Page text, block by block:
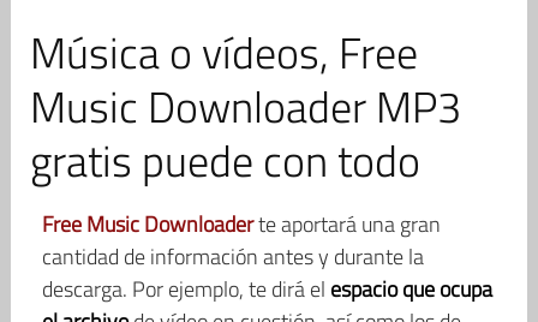
Música o vídeos, Free
Music Downloader MP3
gratis puede con todo
Free Music Downloaderte aportará una gran
cantidad de información antes y durante la
descarga. Por ejemplo, te dirá el espacio que ocupa